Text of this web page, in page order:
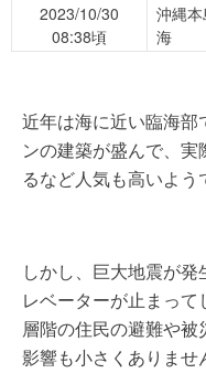
2023/10/30
08:38頃
沖縄
海
近年は海に近い臨海部
ンの建築が盛んで、
るなど人気も高いよう
しかし、巨大地震が
レベーターが止まっ
層階の住民の避難や
影響も小さくありませ